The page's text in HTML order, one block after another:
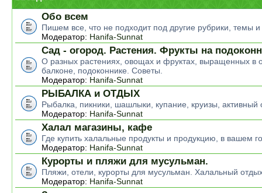
Обо всем
Пишем все, что не подходит под другие рубрики, темы
Модератор: Hanifa-Sunnat
Сад - огород. Растения. Фрукты на
О разных растениях, овощах и фруктах, выращенных в
балконе, подоконнике. Советы.
Модератор: Hanifa-Sunnat
РЫБАЛКА и ОТДЫХ
Рыбалка, пикники, шашлыки, купание, круизы, активный
Модератор: Hanifa-Sunnat
Халал магазины, кафе
Где купить халальные продукты и продукцию, в вашем
Модератор: Hanifa-Sunnat
Курорты и пляжи для мусульман.
Пляжи, отели, курорты для мусульман. Халальный
Модератор: Hanifa-Sunnat